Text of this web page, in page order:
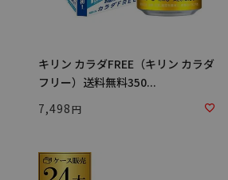
キリン カラダFREE（キリン カラダ
フリー）送料無料350...
7,498